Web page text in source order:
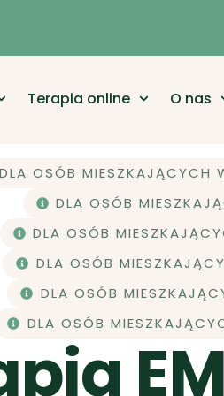
Terapia online O nas
DLA OSÓB MIESZKAJĄCYCH
DLA OSÓB
DLA OSÓB
DLA OSÓB
DLA OSÓB
DLA OSÓB